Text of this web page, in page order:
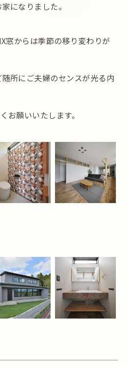
になりました。
窓からは季節の移り変わりが
所にご夫婦のセンスが光る内
お願いいたします。